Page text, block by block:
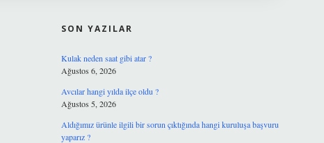
SON YAZILAR
Kulak neden saat gibi atar ?
Ağustos 6, 2026
Avcılar hangi yılda ilçe oldu ?
Ağustos 5, 2026
Aldığımız ürünle ilgili bir sorun çıktığında hangi kuruluşa başvuru
yaparız ?